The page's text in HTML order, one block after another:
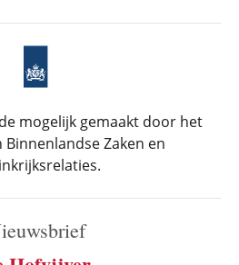
mogelijk gemaakt door het
Zaken en